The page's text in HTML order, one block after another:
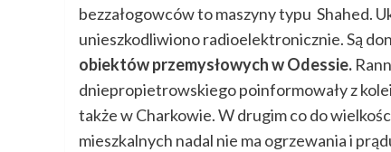
bezzałogowców to maszyny typu Shahed.
unieszkodliwiono radioelektronicznie. Są
obiektów przemysłowych w Odessie.
dniepropietrowskiego poinformowały z
także w Charkowie. W drugim co do
mieszkalnych nadal nie ma ogrzewania i